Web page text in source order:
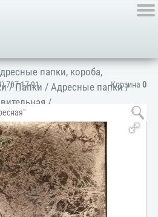
Корзина 0
707-17-91
папки, короба,
/Папки /Адресные папки/
/